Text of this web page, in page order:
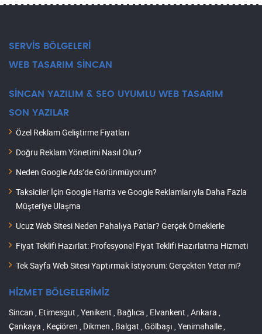
SERVİS BÖLGELERİ
WEB TASARIM SİNCAN
SİNCAN YAZILIM & SEO UYUMLU WEB TASARIM
SON YAZILAR
Özel Reklam Geliştirme Fiyatları
Doğru Reklam Yönetimi Nasıl Olur?
Neden Google Ads’de Görünmüyorum?
Taksiciler İçin Google Harita ve Google Reklamlarıyla Daha Fazla
Müşteriye Ulaşma
Ucuz Web Sitesi Neden Pahalıya Patlar? Gerçek Örneklerle
Fiyat Teklifi Hazırlat: Profesyonel Fiyat Teklifi Hazırlatma Hizmeti
Tek Sayfa Web Sitesi Yaptırmak İstiyorum: Gerçekten Yeter mi?
HİZMET BÖLGELERİMİZ
Sincan , Etimesgut , Yenikent , Bağlıca , Elvankent , Ankara ,
Çankaya , Keçiören , Dikmen , Balgat , Gölbaşı , Yenimahalle ,